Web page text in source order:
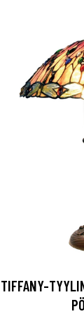
TIFFANY-